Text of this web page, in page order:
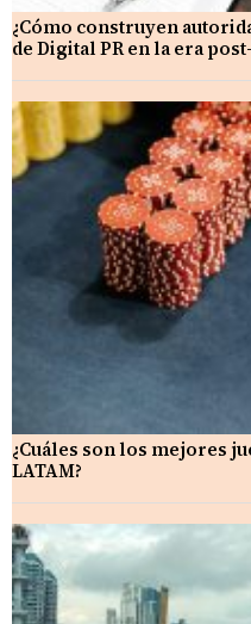
¿Cómo construyen
de Digital PR en la era
¿Cuáles son los mejores
LATAM?